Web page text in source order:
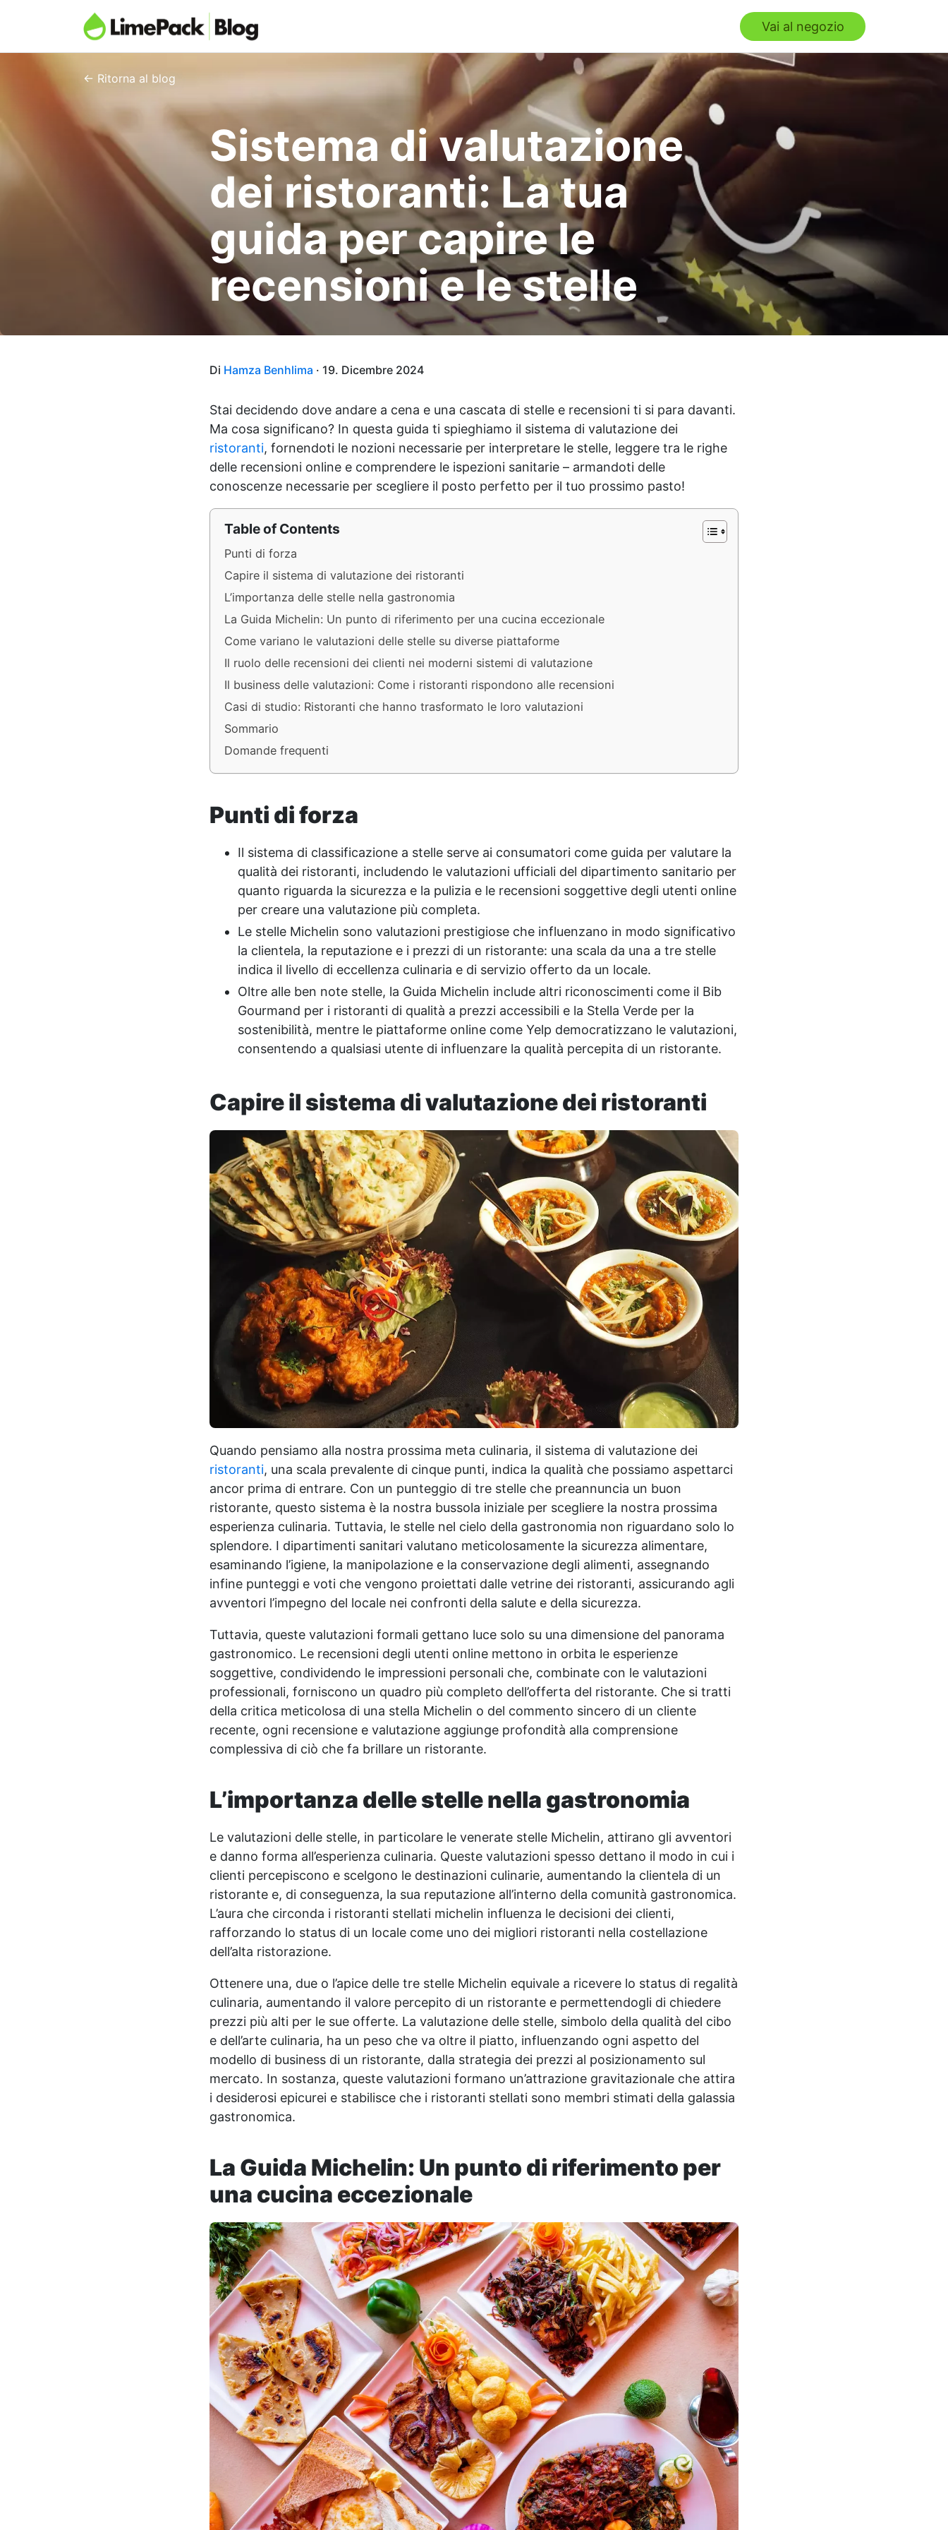
Vai al negozio
← Ritorna al blog
Sistema di valutazione
dei ristoranti: La tua
guida per capire le
recensioni e le stelle
Di Hamza Benhlima · 19. Dicembre 2024
Stai decidendo dove andare a cena e una cascata di stelle e recensioni ti si para davanti.
Ma cosa significano? In questa guida ti spieghiamo il sistema di valutazione dei
ristoranti, fornendoti le nozioni necessarie per interpretare le stelle, leggere tra le righe
delle recensioni online e comprendere le ispezioni sanitarie – armandoti delle
conoscenze necessarie per scegliere il posto perfetto per il tuo prossimo pasto!
Table of Contents
Punti di forza
Capire il sistema di valutazione dei ristoranti
L’importanza delle stelle nella gastronomia
La Guida Michelin: Un punto di riferimento per una cucina eccezionale
Come variano le valutazioni delle stelle su diverse piattaforme
Il ruolo delle recensioni dei clienti nei moderni sistemi di valutazione
Il business delle valutazioni: Come i ristoranti rispondono alle recensioni
Casi di studio: Ristoranti che hanno trasformato le loro valutazioni
Sommario
Domande frequenti
Punti di forza
Il sistema di classificazione a stelle serve ai consumatori come guida per valutare la
qualità dei ristoranti, includendo le valutazioni ufficiali del dipartimento sanitario per
quanto riguarda la sicurezza e la pulizia e le recensioni soggettive degli utenti online
per creare una valutazione più completa.
Le stelle Michelin sono valutazioni prestigiose che influenzano in modo significativo
la clientela, la reputazione e i prezzi di un ristorante: una scala da una a tre stelle
indica il livello di eccellenza culinaria e di servizio offerto da un locale.
Oltre alle ben note stelle, la Guida Michelin include altri riconoscimenti come il Bib
Gourmand per i ristoranti di qualità a prezzi accessibili e la Stella Verde per la
sostenibilità, mentre le piattaforme online come Yelp democratizzano le valutazioni,
consentendo a qualsiasi utente di influenzare la qualità percepita di un ristorante.
Capire il sistema di valutazione dei ristoranti
Quando pensiamo alla nostra prossima meta culinaria, il sistema di valutazione dei
ristoranti, una scala prevalente di cinque punti, indica la qualità che possiamo aspettarci
ancor prima di entrare. Con un punteggio di tre stelle che preannuncia un buon
ristorante, questo sistema è la nostra bussola iniziale per scegliere la nostra prossima
esperienza culinaria. Tuttavia, le stelle nel cielo della gastronomia non riguardano solo lo
splendore. I dipartimenti sanitari valutano meticolosamente la sicurezza alimentare,
esaminando l’igiene, la manipolazione e la conservazione degli alimenti, assegnando
infine punteggi e voti che vengono proiettati dalle vetrine dei ristoranti, assicurando agli
avventori l’impegno del locale nei confronti della salute e della sicurezza.
Tuttavia, queste valutazioni formali gettano luce solo su una dimensione del panorama
gastronomico. Le recensioni degli utenti online mettono in orbita le esperienze
soggettive, condividendo le impressioni personali che, combinate con le valutazioni
professionali, forniscono un quadro più completo dell’offerta del ristorante. Che si tratti
della critica meticolosa di una stella Michelin o del commento sincero di un cliente
recente, ogni recensione e valutazione aggiunge profondità alla comprensione
complessiva di ciò che fa brillare un ristorante.
L’importanza delle stelle nella gastronomia
Le valutazioni delle stelle, in particolare le venerate stelle Michelin, attirano gli avventori
e danno forma all’esperienza culinaria. Queste valutazioni spesso dettano il modo in cui i
clienti percepiscono e scelgono le destinazioni culinarie, aumentando la clientela di un
ristorante e, di conseguenza, la sua reputazione all’interno della comunità gastronomica.
L’aura che circonda i ristoranti stellati michelin influenza le decisioni dei clienti,
rafforzando lo status di un locale come uno dei migliori ristoranti nella costellazione
dell’alta ristorazione.
Ottenere una, due o l’apice delle tre stelle Michelin equivale a ricevere lo status di regalità
culinaria, aumentando il valore percepito di un ristorante e permettendogli di chiedere
prezzi più alti per le sue offerte. La valutazione delle stelle, simbolo della qualità del cibo
e dell’arte culinaria, ha un peso che va oltre il piatto, influenzando ogni aspetto del
modello di business di un ristorante, dalla strategia dei prezzi al posizionamento sul
mercato. In sostanza, queste valutazioni formano un’attrazione gravitazionale che attira
i desiderosi epicurei e stabilisce che i ristoranti stellati sono membri stimati della galassia
gastronomica.
La Guida Michelin: Un punto di riferimento per
una cucina eccezionale